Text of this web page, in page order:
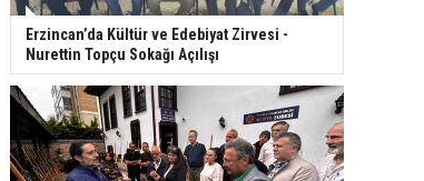
Erzincan’da Kültür ve Edebiyat Zirvesi -
Nurettin Topçu Sokağı Açılışı